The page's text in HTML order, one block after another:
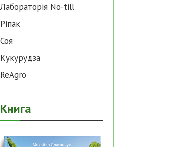
Лабораторія No-till
Ріпак
Соя
Кукурудза
ReAgro
Книга